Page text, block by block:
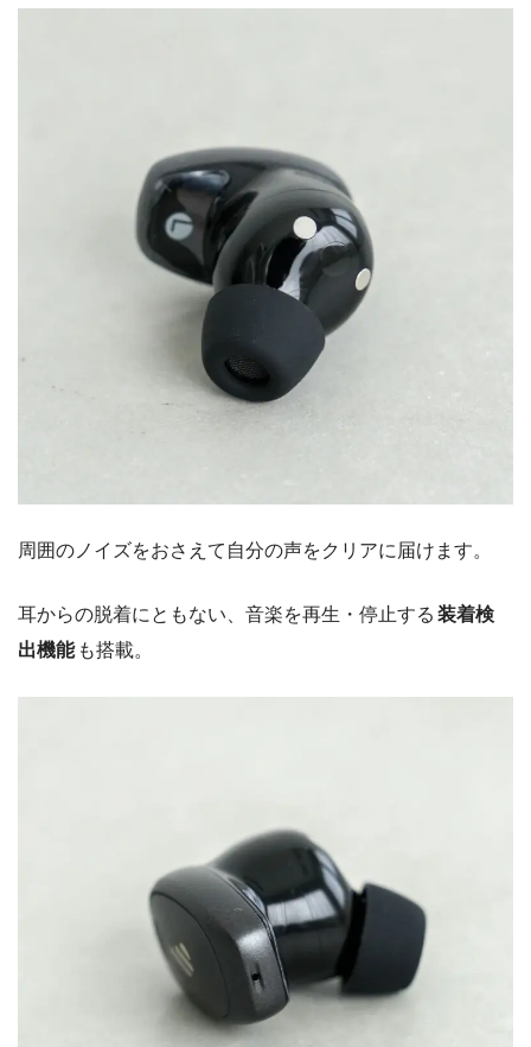
周囲のノイズをおさえて自分の声をクリアに届けます。
耳からの脱着にともない、音楽を再生・停止する 装着検
出機能 も搭載。